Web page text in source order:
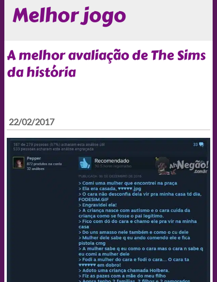
Melhor jogo
A melhor avaliação de The Sims
da história
22/02/2017